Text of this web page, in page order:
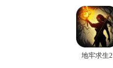
版下载
地牢求生2